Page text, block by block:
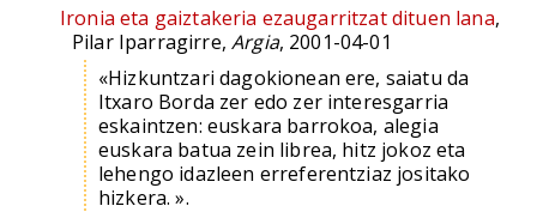
Ironia eta gaiztakeria ezaugarritzat dituen lana,
Pilar Iparragirre,Argia, 2001-04-01
«Hizkuntzari dagokionean ere, saiatu da
Itxaro Borda zer edo zer interesgarria
eskaintzen: euskara barrokoa, alegia
euskara batua zein librea, hitz jokoz eta
lehengo idazleen erreferentziaz jositako
hizkera. ».